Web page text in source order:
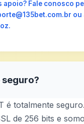
apoio? Fale conosco
ou
seguro?
é totalmente
de 256 bits e